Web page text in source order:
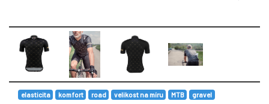
elasticita komfort road velikost na míru MTB gravel